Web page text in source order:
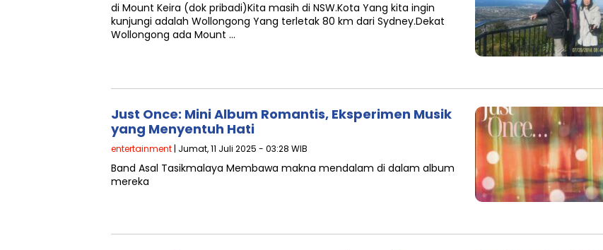
di Mount Keira (dok pribadi)Kita masih di NSW.Kota Yang kita ingin
kunjungi adalah Wollongong Yang terletak 80 km dari Sydney.Dekat
Wollongong ada Mount …
Just Once: Mini Album Romantis, Eksperimen Musik
yang Menyentuh Hati
entertainment | Jumat, 11 Juli 2025 - 03:28 WIB
Band Asal Tasikmalaya Membawa makna mendalam di dalam album
mereka